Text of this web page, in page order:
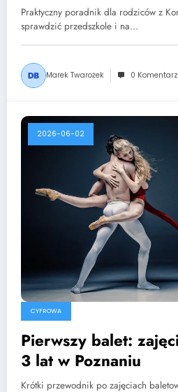
Praktyczny poradnik dla rodziców z
sprawdzić przedszkole i na…
Marek Twarożek 0
2026-06-02
CYFROWA
Pierwszy balet:
3 lat w Poznaniu
Krótki przewodnik po zajęciach